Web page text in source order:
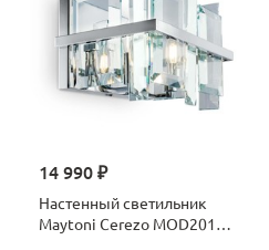
14 990 ₽
Настенный светильник
Maytoni Cerezo MOD201WL-